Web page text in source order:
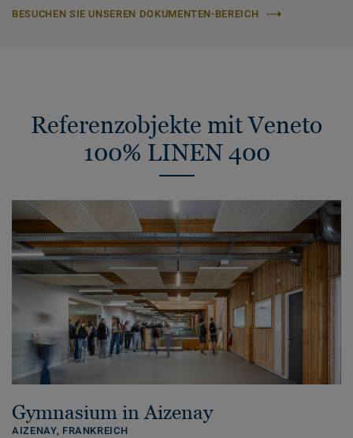
BESUCHEN SIE UNSEREN DOKUMENTEN-BEREICH
Referenzobjekte mit Veneto
100% LINEN 400
Gymnasium in Aizenay
AIZENAY, FRANKREICH